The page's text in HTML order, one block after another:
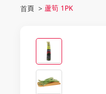
首頁 > 蘆筍 1PK